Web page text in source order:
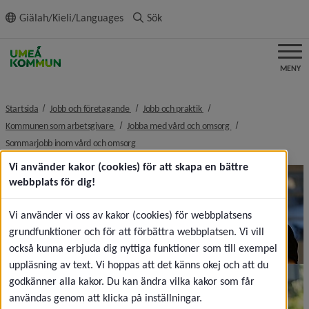
innehållet
Giälah/Kieli/Languages Sök
MENY
Startsida Jobb och företagande nivå i brödsmulenavigeringen
Jobb och praktik nivå i
Kommunen som arbetsgivare nivå i brödsmulenavigeringen
Jobba med vård och omsorg nivå i
Sommarjobb inom vård och omsorgnivå i brödsmulenavigeringen
Vi använder kakor (cookies) för att skapa en bättre
webbplats för dig!
Vi använder vi oss av kakor (cookies) för webbplatsens
grundfunktioner och för att förbättra webbplatsen. Vi vill
också kunna erbjuda dig nyttiga funktioner som till exempel
uppläsning av text. Vi hoppas att det känns okej och att du
godkänner alla kakor. Du kan ändra vilka kakor som får
användas genom att klicka på inställningar.